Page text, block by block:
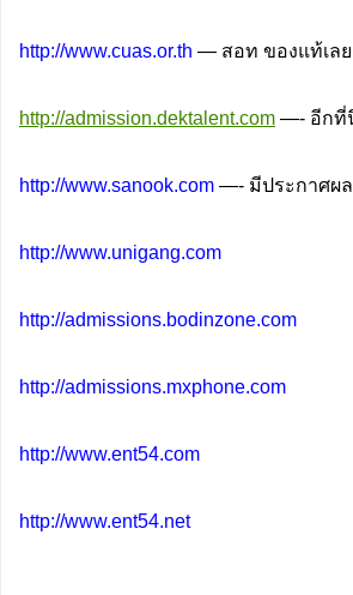
http://www.cuas.or.th — สอท ของแท้เล
http://admission.dektalent.com —- อีกที่
http://www.sanook.com —- มีประกาศผล
http://www.unigang.com
http://admissions.bodinzone.com
http://admissions.mxphone.com
http://www.ent54.com
http://www.ent54.net